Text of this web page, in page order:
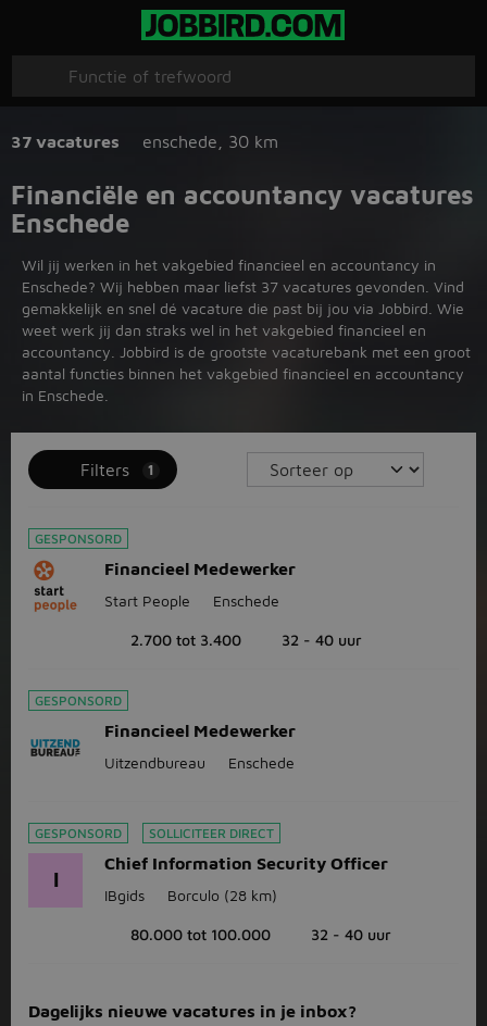
37 vacatures enschede 30 km
Financiële en accountancy vacatures
Enschede
Wil jij werken in het vakgebied financieel en accountancy in
Enschede? Wij hebben maar liefst 37 vacatures gevonden. Vind
gemakkelijk en snel dé vacature die past bij jou via Jobbird. Wie
weet werk jij dan straks wel in het vakgebied financieel en
accountancy. Jobbird is de grootste vacaturebank met een groot
aantal functies binnen het vakgebied financieel en accountancy
in Enschede.
Filters 1
GESPONSORD
Financieel Medewerker
Start People Enschede
2.700 tot 3.400 32 - 40 uur
GESPONSORD
Financieel Medewerker
Uitzendbureau Enschede
GESPONSORD SOLLICITEER DIRECT
I
Chief Information Security Officer
IBgids Borculo (28 km)
80.000 tot 100.000 32 - 40 uur
Dagelijks nieuwe vacatures in je inbox?